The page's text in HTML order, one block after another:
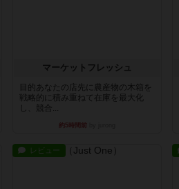
マーケットフレッシュ
目的あなたの店先に農産物の木箱を
戦略的に積み重ねて在庫を最大化
し、競合...
約5時間前
レビュー